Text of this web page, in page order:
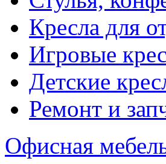
Кресла для
Игровые
Детские
Ремонт и
Офисная